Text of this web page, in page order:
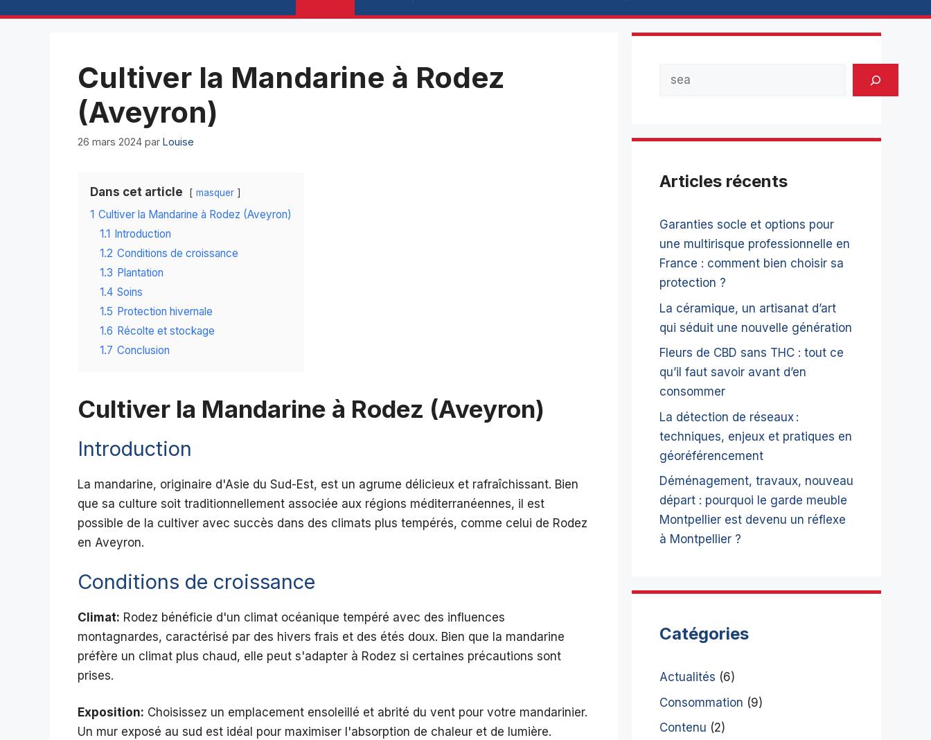
Cultiver la Mandarine à Rodez
(Aveyron)
26 mars 2024 par Louise
Dans cet article masquer
1 Cultiver la Mandarine à Rodez (Aveyron)
1.1
Introduction
1.2 Conditions de croissance
1.3 Plantation
1.4 Soins
1.5 Protection hivernale
1.6 Récolte et stockage
1.7 Conclusion
Cultiver la Mandarine à Rodez (Aveyron)
Introduction
La mandarine, originaire d'Asie du Sud-Est, est un agrume délicieux et rafraîchissant. Bien
que sa culture soit traditionnellement associée aux régions méditerranéennes, il est
possible de la cultiver avec succès dans des climats plus tempérés, comme celui de Rodez
en Aveyron.
Conditions de croissance
Climat: Rodez bénéficie d'un climat océanique tempéré avec des influences
montagnardes, caractérisé par des hivers frais et des étés doux. Bien que la mandarine
préfère un climat plus chaud, elle peut s'adapter à Rodez si certaines précautions sont
prises.
Exposition: Choisissez un emplacement ensoleillé et abrité du vent pour votre mandarinier.
Un mur exposé au sud est idéal pour maximiser l'absorption de chaleur et de lumière.
Articles récents
Garanties socle et options pour
une multirisque professionnelle en
France : comment bien choisir sa
protection ?
La céramique, un artisanat d’art
qui séduit une nouvelle génération
Fleurs de CBD sans THC : tout ce
qu’il faut savoir avant d’en
consommer
La détection de réseaux :
techniques, enjeux et pratiques en
géoréférencement
Déménagement, travaux, nouveau
départ : pourquoi le garde meuble
Montpellier est devenu un réflexe
à Montpellier ?
Catégories
Actualités (6)
Consommation (9)
Contenu (2)